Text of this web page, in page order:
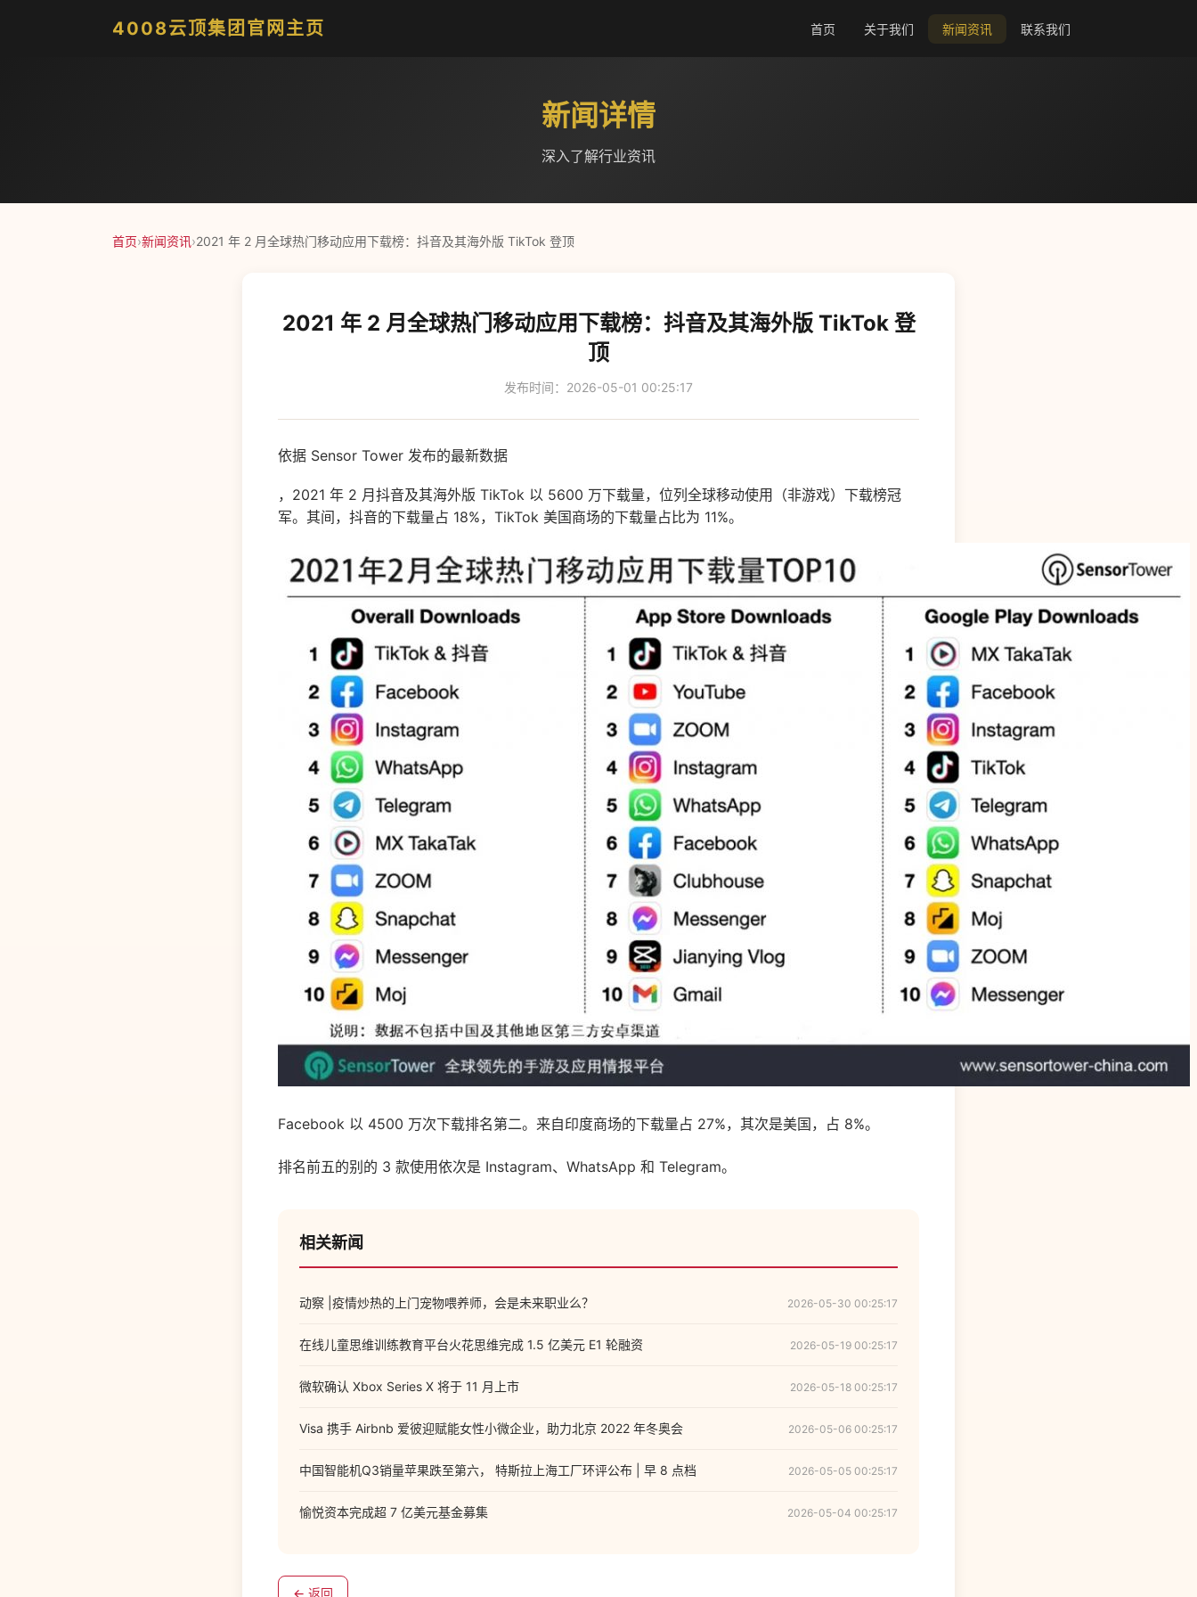
4008云顶集团官网主页 首页 关于我们 新闻资讯 联系我们
新闻详情
深入了解行业资讯
首页›新闻资讯›2021 年 2 月全球热门移动应用下载榜：抖音及其海外版 TikTok 登顶
2021 年 2 月全球热门移动应用下载榜：抖音及其海外版 TikTok 登
顶
发布时间：2026-05-01 00:25:17
依据 Sensor Tower 发布的最新数据
，2021 年 2 月抖音及其海外版 TikTok 以 5600 万下载量，位列全球移动使用（非游戏）下载榜冠
军。其间，抖音的下载量占 18%，TikTok 美国商场的下载量占比为 11%。
Facebook 以 4500 万次下载排名第二。来自印度商场的下载量占 27%，其次是美国，占 8%。
排名前五的别的 3 款使用依次是 Instagram、WhatsApp 和 Telegram。
相关新闻
动察 |疫情炒热的上门宠物喂养师，会是未来职业么？ 2026-05-30 00:25:17
在线儿童思维训练教育平台火花思维完成 1.5 亿美元 E1 轮融资 2026-05-19 00:25:17
微软确认 Xbox Series X 将于 11 月上市 2026-05-18 00:25:17
Visa 携手 Airbnb 爱彼迎赋能女性小微企业，助力北京 2022 年冬奥会 2026-05-06 00:25:17
中国智能机Q3销量苹果跌至第六， 特斯拉上海工厂环评公布 | 早 8 点档 2026-05-05 00:25:17
愉悦资本完成超 7 亿美元基金募集 2026-05-04 00:25:17
← 返回